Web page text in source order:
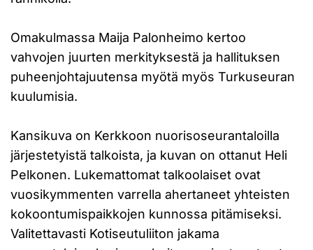
Omakulmassa Maija Palonheimo kertoo
vahvojen juurten merkityksestä ja hallituksen
puheenjohtajuutensa myötä myös Turkuseuran
kuulumisia.
Kansikuva on Kerkkoon nuorisoseurantaloilla
järjestetyistä talkoista, ja kuvan on ottanut Heli
Pelkonen. Lukemattomat talkoolaiset ovat
vuosikymmenten varrella ahertaneet yhteisten
kokoontumispaikkojen kunnossa pitämiseksi.
Valitettavasti Kotiseutuliiton jakama